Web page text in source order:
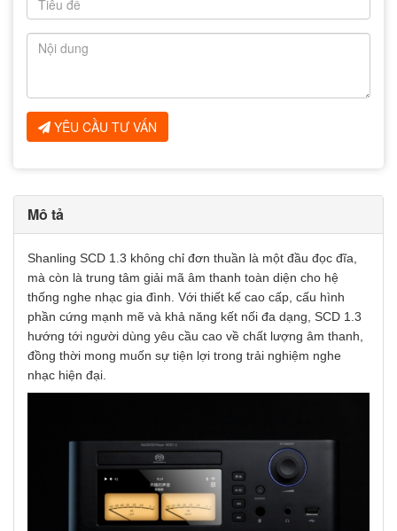
YÊU CẦU TƯ VẤN
Mô tả
Shanling SCD 1.3 không chỉ đơn thuần là một đầu đọc đĩa,
mà còn là trung tâm giải mã âm thanh toàn diện cho hệ
thống nghe nhạc gia đình. Với thiết kế cao cấp, cấu hình
phần cứng mạnh mẽ và khả năng kết nối đa dạng, SCD 1.3
hướng tới người dùng yêu cầu cao về chất lượng âm thanh,
đồng thời mong muốn sự tiện lợi trong trải nghiệm nghe
nhạc hiện đại.